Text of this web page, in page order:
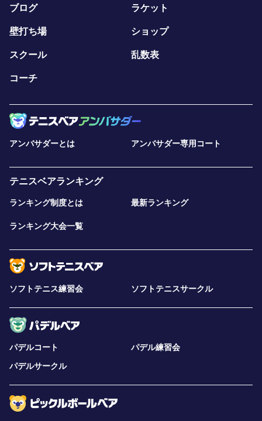
ブログ ラケット
壁打ち場 ショップ
スクール 乱数表
コーチ
アンバサダーとは アンバサダー専用コート
テニスベアランキング
ランキング制度とは 最新ランキング
ランキング大会一覧
ソフトテニス練習会 ソフトテニスサークル
パデルコート
パデル練習会
パデルサークル